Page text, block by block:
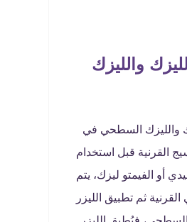
والليزك
والليزك السطحي في
القرنية قبل استخدام
أو الفيمتو ليزك، يتم
ثم تطبيق الليزر